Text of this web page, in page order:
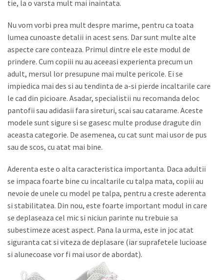
tie, la o varsta mult mai inaintata.
Nu vom vorbi prea mult despre marime, pentru ca toata
lumea cunoaste detalii in acest sens. Dar sunt multe alte
aspecte care conteaza. Primul dintre ele este modul de
prindere. Cum copiii nu au aceeasi experienta precum un
adult, mersul lor presupune mai multe pericole. Ei se
impiedica mai des si au tendinta de a-si pierde incaltarile care
le cad din picioare. Asadar, specialistii nu recomanda deloc
pantofii sau adidasii fara sireturi, scai sau catarame. Aceste
modele sunt sigure si se gasesc multe produse dragute din
aceasta categorie. De asemenea, cu cat sunt mai usor de pus
sau de scos, cu atat mai bine.
Aderenta este o alta caracteristica importanta. Daca adultii
se impaca foarte bine cu incaltarile cu talpa mata, copiii au
nevoie de unele cu model pe talpa, pentru a creste aderenta
si stabilitatea. Din nou, este foarte important modul in care
se deplaseaza cel mic si niciun parinte nu trebuie sa
subestimeze acest aspect. Pana la urma, este in joc atat
siguranta cat si viteza de deplasare (iar suprafetele lucioase
si alunecoase vor fi mai usor de abordat).